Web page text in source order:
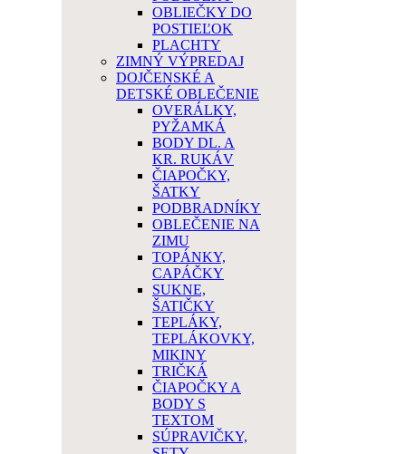
OBLIEČKY DO
POSTIEĽOK
PLACHTY
ZIMNÝ VÝPREDAJ
DOJČENSKÉ A
DETSKÉ OBLEČENIE
OVERÁLKY,
PYŽAMKÁ
BODY DL. A
KR. RUKÁV
ČIAPOČKY,
ŠATKY
PODBRADNÍKY
OBLEČENIE NA
ZIMU
TOPÁNKY,
CAPÁČKY
SUKNE,
ŠATIČKY
TEPLÁKY,
TEPLÁKOVKY,
MIKINY
TRIČKÁ
ČIAPOČKY A
BODY S
TEXTOM
SÚPRAVIČKY,